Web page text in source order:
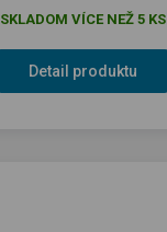
SKLADOM VÍCE NEŽ 5 KS
Detail produktu